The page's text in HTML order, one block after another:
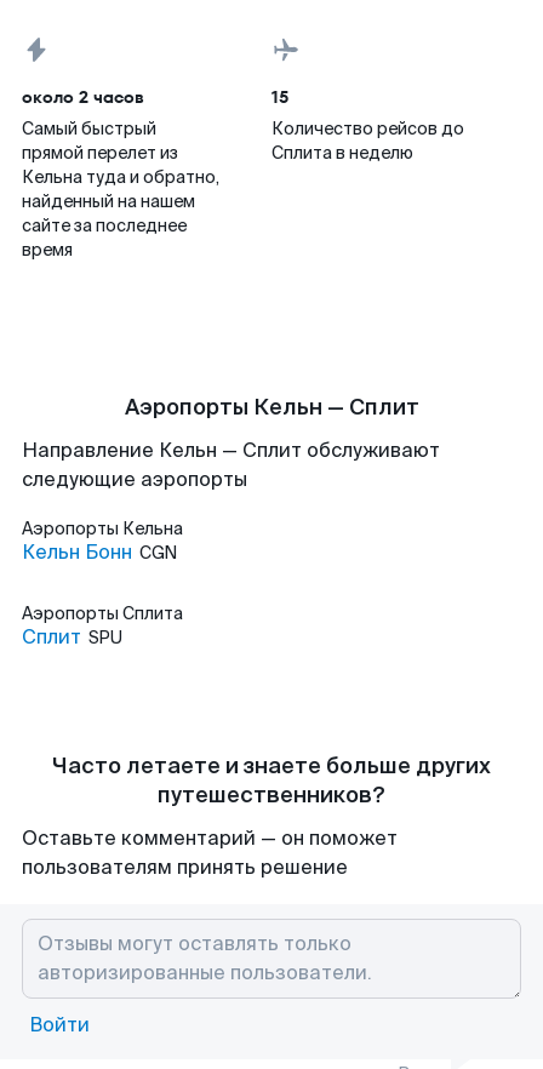
около 2 часов
Самый быстрый
прямой перелет из
Кельна туда и обратно,
найденный на нашем
сайте за последнее
время
15
Количество рейсов до
Сплита в неделю
Аэропорты Кельн — Сплит
Направление Кельн — Сплит обслуживают
следующие аэропорты
Аэропорты Кельна
Кельн Бонн CGN
Аэропорты Сплита
Сплит SPU
Часто летаете и знаете больше других
путешественников?
Оставьте комментарий — он поможет
пользователям принять решение
Войти